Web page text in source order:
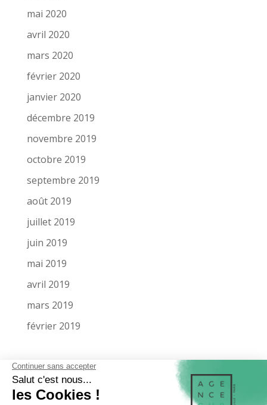
mai 2020
avril 2020
mars 2020
février 2020
janvier 2020
décembre 2019
novembre 2019
octobre 2019
septembre 2019
août 2019
juillet 2019
juin 2019
mai 2019
avril 2019
mars 2019
février 2019
LA SOCIÉTÉ
MENTIONS LÉGALES
MIEUX NOUS CONNAÎTRE